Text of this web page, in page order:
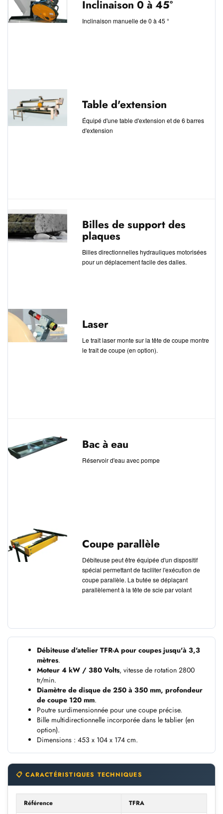
Inclinaison 0 à 45°
Inclinaison manuelle de 0 à 45 °
Table d'extension
Équipé d'une table d'extension et de 6 barres
d'extension
Billes de support des
plaques
Billes directionnelles hydrauliques motorisées
pour un déplacement facile des dalles.
Laser
Le trait laser monte sur la tête de coupe montre
le trait de coupe (en option).
Bac à eau
Réservoir d'eau avec pompe
Coupe parallèle
Débiteuse peut être équipée d'un dispositif
spécial permettant de faciliter l'exécution de
coupe parallèle. La butée se déplaçant
parallèlement à la tête de scie par volant
Débiteuse d'atelier TFR-A pour coupes jusqu'à 3,3
mètres.
Moteur 4 kW / 380 Volts, vitesse de rotation 2800
tr/min.
Diamètre de disque de 250 à 350 mm, profondeur
de coupe 120 mm.
Poutre surdimensionnée pour une coupe précise.
Bille multidirectionnelle incorporée dans le tablier (en
option).
Dimensions : 453 x 104 x 174 cm.
📋 CARACTÉRISTIQUES TECHNIQUES
Référence TFRA